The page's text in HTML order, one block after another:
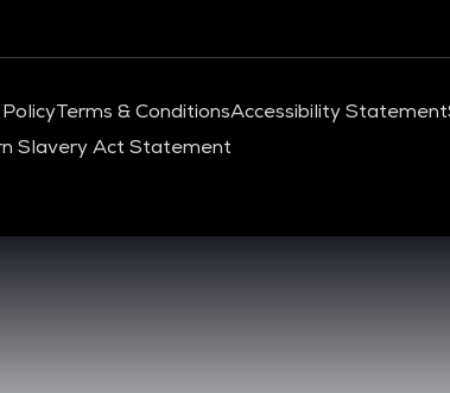
Terms & ConditionsAccessibility Statement
Slavery Act Statement